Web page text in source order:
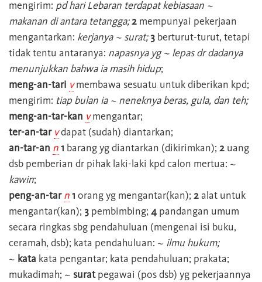
mengirim: pd hari Lebaran terdapat kebiasaan ~
makanan di antara tetangga;2 mempunyai pekerjaan
mengantarkan: kerjanya ~ surat;3 berturut-turut, tetapi
tidak tentu antaranya: napasnya yg ~ lepas dr dadanya
menunjukkan bahwa ia masih hidup;
meng-an-tari vmembawa sesuatu untuk diberikan kpd;
mengirim: tiap bulan ia ~ neneknya beras, gula, dan teh;
meng-an-tar-kan vmengantar;
ter-an-tar vdapat (sudah) diantarkan;
an-tar-an n1 barang yg diantarkan (dikirimkan); 2 uang
dsb pemberian dr pihak laki-laki kpd calon mertua: ~
kawin;
peng-an-tar n1 orang yg mengantar(kan); 2alat untuk
mengantar(kan); 3 pembimbing; 4pandangan umum
secara ringkas sbg pendahuluan (mengenai isi buku,
ceramah, dsb); kata pendahuluan: ~ ilmu hukum;
~ kata kata pengantar; kata pendahuluan; prakata;
mukadimah; ~ suratpegawai (pos dsb) yg pekerjaannya